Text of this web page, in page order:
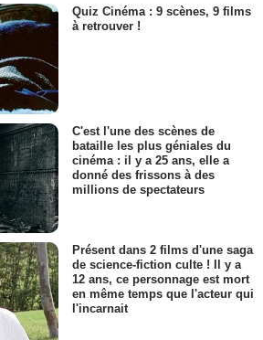
Quiz Cinéma : 9 scènes, 9 films
à retrouver !
C'est l'une des scènes de
bataille les plus géniales du
cinéma : il y a 25 ans, elle a
donné des frissons à des
millions de spectateurs
Présent dans 2 films d'une saga
de science-fiction culte ! Il y a
12 ans, ce personnage est mort
en même temps que l'acteur qui
l'incarnait